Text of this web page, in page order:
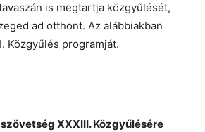
is megtartja közgyűlését,
ad otthont. Az alábbiakban
Közgyűlés programját.
XXXIII. Közgyűlésére